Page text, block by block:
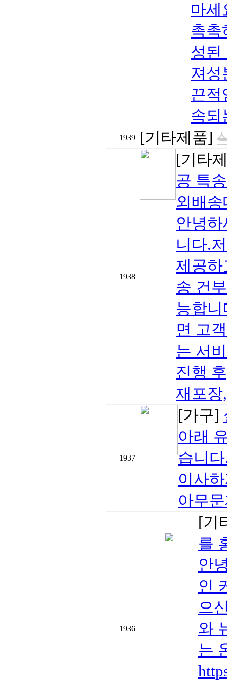
마세
촉촉
성된
져성
끈적
속되
1939 [기타제품]
1938
[기타
공 특
외배
안녕
니다.
제공하
송 건
능합
면 고
는 서
진행
재포장
1937
[가구]
아래
습니
이사
아무
1936
[기
를
안
인
으
와
는